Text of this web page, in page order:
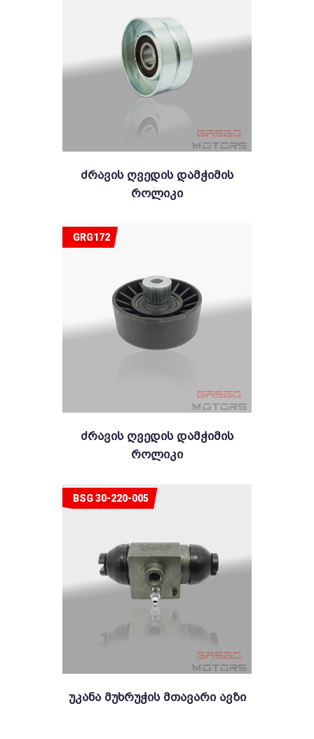
Ძრავის Ღვედის Დამჭიმის
Როლიკი
Ძრავის Ღვედის Დამჭიმის
Როლიკი
GRG172
Უკანა Მუხრუჭის Მთავარი Ავზი
BSG 30-220-005